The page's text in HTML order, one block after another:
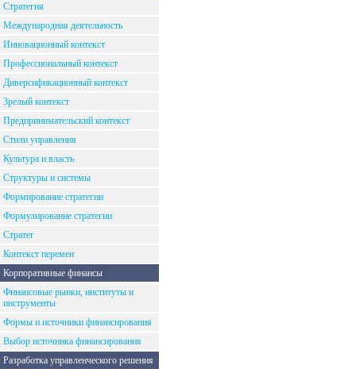
Стратегия
Международная деятельность
Инновационный контекст
Профессиональный контекст
Диверсификационный контекст
Зрелый контекст
Предпринимательский контекст
Стили управления
Культура и власть
Структуры и системы
Формирование стратегии
Формулирование стратегии
Стратег
Контекст перемен
Корпоративные финансы
Финансовые рынки, институты и
инструменты
Формы и источники финансирования
Выбор источника финансирования
Разработка управленческого решения